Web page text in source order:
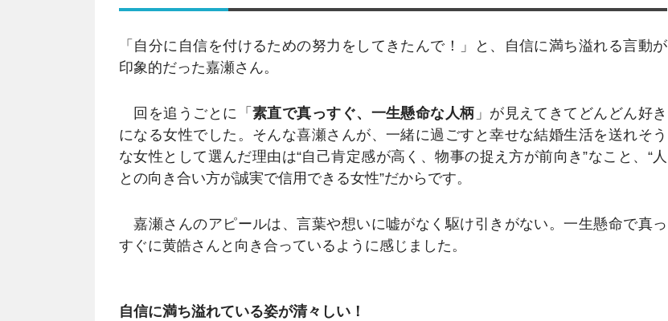
「自分に自信を付けるための努力をしてきたんで！」と、自信に満ち溢れる言動が
印象的だった嘉瀬さん。
回を追うごとに「 素直で真っすぐ、一生懸命な人柄 」が見えてきてどんどん好き
になる女性でした。そんな喜瀬さんが、一緒に過ごすと幸せな結婚生活を送れそう
な女性として選んだ理由は“自己肯定感が高く、物事の捉え方が前向き”なこと、“人
との向き合い方が誠実で信用できる女性”だからです。
嘉瀬さんのアピールは、言葉や想いに嘘がなく駆け引きがない。一生懸命で真っ
すぐに黄皓さんと向き合っているように感じました。
自信に満ち溢れている姿が清々しい！